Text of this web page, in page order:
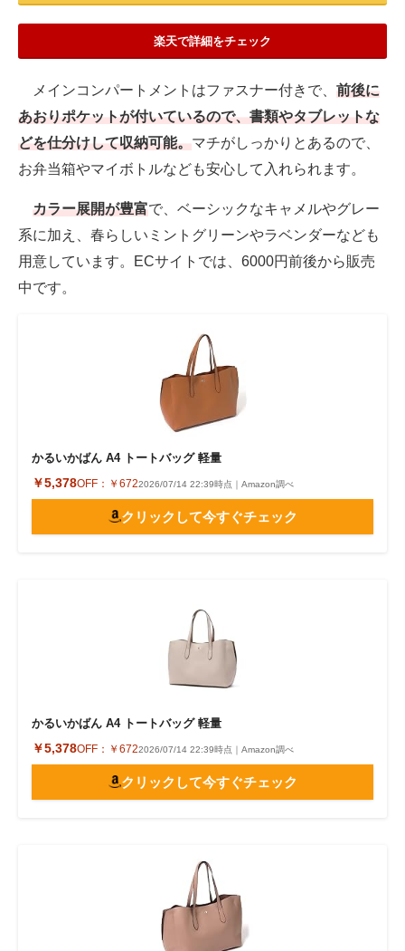
楽天で詳細をチェック
メインコンパートメントはファスナー付きで、 前後に
あおりポケットが付いているので、書類やタブレットな
どを仕分けして収納可能。マチがしっかりとあるので、
お弁当箱やマイボトルなども安心して入れられます。
カラー展開が豊富で、ベーシックなキャメルやグレー
系に加え、春らしいミントグリーンやラベンダーなども
用意しています。ECサイトでは、6000円前後から販売
中です。
かるいかばん A4 トートバッグ 軽量
￥5,378OFF： ￥6722026/07/14 22:39時点｜Amazon調べ
クリックして今すぐチェック
かるいかばん A4 トートバッグ 軽量
￥5,378OFF： ￥6722026/07/14 22:39時点｜Amazon調べ
クリックして今すぐチェック